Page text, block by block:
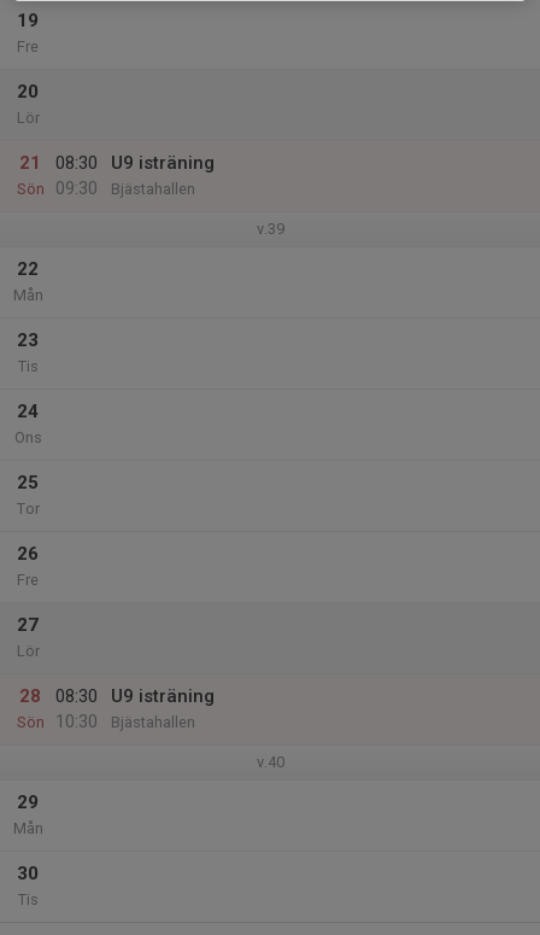
19
Fre
20
Lör
21
Sön
08:30
09:30
U9 isträning
Bjästahallen
v.39
22
Mån
23
Tis
24
Ons
25
Tor
26
Fre
27
Lör
28
Sön
08:30
10:30
U9 isträning
Bjästahallen
v.40
29
Mån
30
Tis